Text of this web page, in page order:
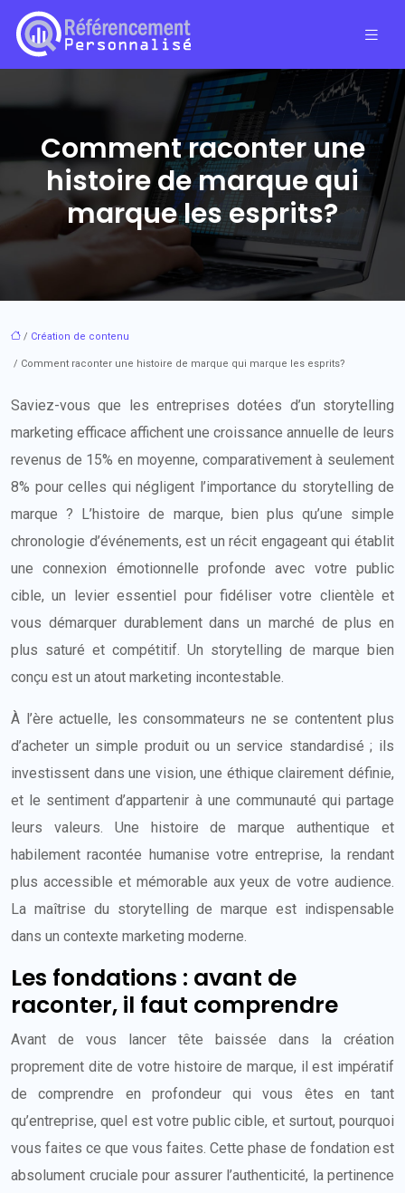
Comment raconter une
histoire de marque qui
marque les esprits?
/ Création de contenu
/ Comment raconter une histoire de marque qui marque les esprits?
Saviez-vous que les entreprises dotées d’un storytelling
marketing efficace affichent une croissance annuelle de leurs
revenus de 15% en moyenne, comparativement à seulement
8% pour celles qui négligent l’importance du storytelling de
marque ? L’histoire de marque, bien plus qu’une simple
chronologie d’événements, est un récit engageant qui établit
une connexion émotionnelle profonde avec votre public
cible, un levier essentiel pour fidéliser votre clientèle et
vous démarquer durablement dans un marché de plus en
plus saturé et compétitif. Un storytelling de marque bien
conçu est un atout marketing incontestable.
À l’ère actuelle, les consommateurs ne se contentent plus
d’acheter un simple produit ou un service standardisé ; ils
investissent dans une vision, une éthique clairement définie,
et le sentiment d’appartenir à une communauté qui partage
leurs valeurs. Une histoire de marque authentique et
habilement racontée humanise votre entreprise, la rendant
plus accessible et mémorable aux yeux de votre audience.
La maîtrise du storytelling de marque est indispensable
dans un contexte marketing moderne.
Les fondations : avant de
raconter, il faut comprendre
Avant de vous lancer tête baissée dans la création
proprement dite de votre histoire de marque, il est impératif
de comprendre en profondeur qui vous êtes en tant
qu’entreprise, quel est votre public cible, et surtout, pourquoi
vous faites ce que vous faites. Cette phase de fondation est
absolument cruciale pour assurer l’authenticité, la pertinence